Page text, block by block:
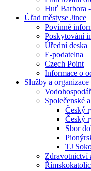
Huť Barbora
Úřad městyse Jince
Povinné
Poskytování
Úřední deska
E-podatelna
Czech Point
Informace o
Služby a organizace
Společenské
Český
Český
Sbor
TJ
Zdravotnictví